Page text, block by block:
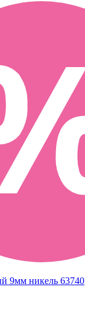
9мм никель 63740